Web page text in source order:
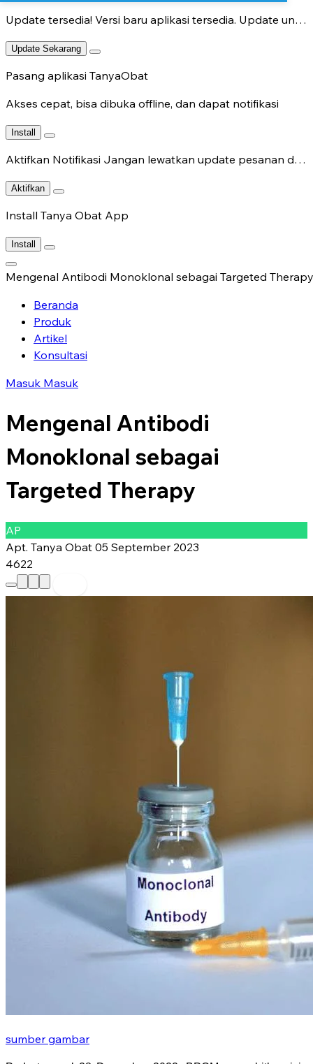
Update tersedia! Versi baru aplikasi tersedia. Update untuk fitur terbaru.
Update Sekarang
Pasang aplikasi TanyaObat
Akses cepat, bisa dibuka offline, dan dapat notifikasi
Install
Aktifkan Notifikasi Jangan lewatkan update pesanan dan chat dokter.
Aktifkan
Install Tanya Obat App
Install
Mengenal Antibodi Monoklonal sebagai Targeted Therapy
Beranda
Produk
Artikel
Konsultasi
Masuk Masuk
Mengenal Antibodi
Monoklonal sebagai
Targeted Therapy
AP
Apt. Tanya Obat 05 September 2023
4622
sumber gambar